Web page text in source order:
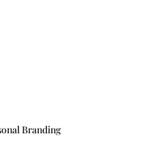
Branding